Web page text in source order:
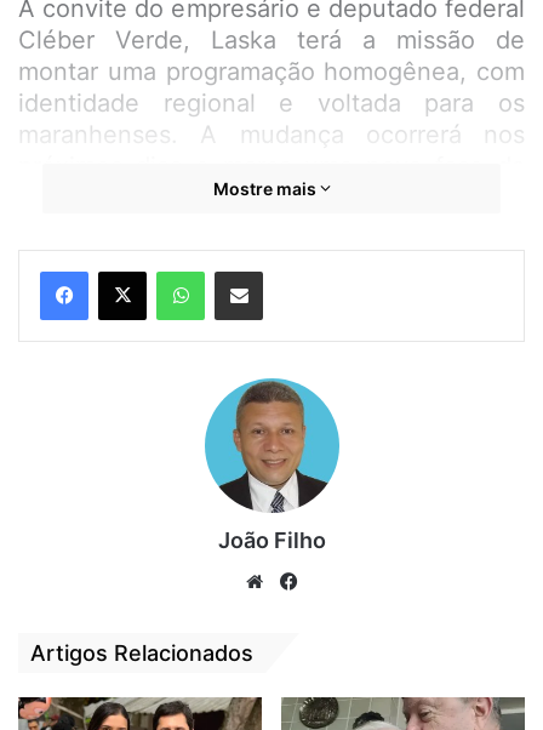
A convite do empresário e deputado federal
Cléber Verde, Laska terá a missão de
montar uma programação homogênea, com
identidade regional e voltada para os
maranhenses. A mudança ocorrerá nos
emissora, que buscará se reposicionar no
altamente competitivo.
Mostre mais
João Filho
We
Artigos Relacionados